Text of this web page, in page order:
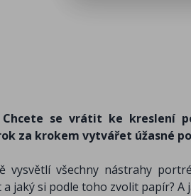
se vrátit ke kreslení
za krokem vytvářet úžasné
vysvětlí všechny nástrahy
jaký si podle toho zvolit papír?